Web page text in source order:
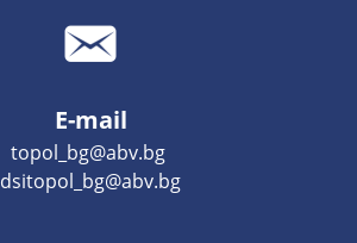
E-mail
topol_bg@abv.bg
dsitopol_bg@abv.bg